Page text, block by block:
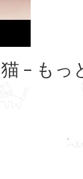
– もっ